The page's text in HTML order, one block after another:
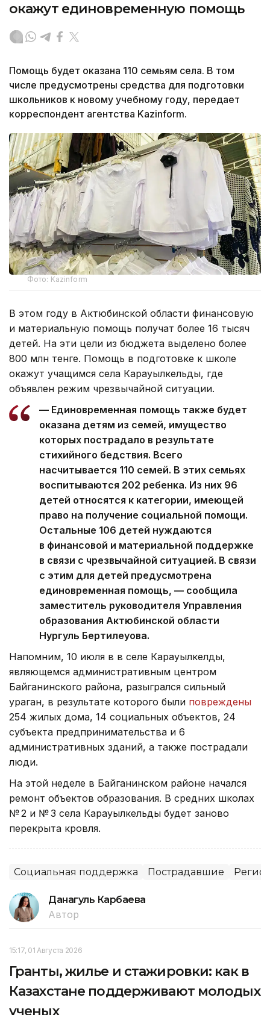
окажут единовременную помощь
Помощь будет оказана 110 семьям села. В том
числе предусмотрены средства для подготовки
школьников к новому учебному году, передает
корреспондент агентства Kazinform.
Фото: Kazinform
В этом году в Актюбинской области финансовую
и материальную помощь получат более 16 тысяч
детей. На эти цели из бюджета выделено более
800 млн тенге. Помощь в подготовке к школе
окажут учащимся села Карауылкельды, где
объявлен режим чрезвычайной ситуации.
— Единовременная помощь также будет
оказана детям из семей, имущество
которых пострадало в результате
стихийного бедствия. Всего
насчитывается 110 семей. В этих семьях
воспитываются 202 ребенка. Из них 96
детей относятся к категории, имеющей
право на получение социальной помощи.
Остальные 106 детей нуждаются
в финансовой и материальной поддержке
в связи с чрезвычайной ситуацией. В связи
с этим для детей предусмотрена
единовременная помощь, — сообщила
заместитель руководителя Управления
образования Актюбинской области
Нургуль Бертилеуова.
Напомним, 10 июля в в селе Карауылкелды,
являющемся административным центром
Байганинского района, разыгрался сильный
ураган, в результате которого были повреждены
254 жилых дома, 14 социальных объектов, 24
субъекта предпринимательства и 6
административных зданий, а также пострадали
люди.
На этой неделе в Байганинском районе начался
ремонт объектов образования. В средних школах
№ 2 и № 3 села Карауылкельды будет заново
перекрыта кровля.
Социальная поддержка Пострадавшие
Данагуль Карбаева
Автор
15:17, 01 Августа 2026
Гранты, жилье и стажировки: как в
Казахстане поддерживают молодых
ученых